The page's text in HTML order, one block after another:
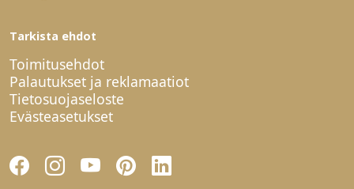
Tarkista ehdot
Toimitusehdot
Palautukset ja reklamaatiot
Tietosuojaseloste
Evästeasetukset